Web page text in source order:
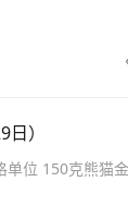
）
单位 150克熊猫